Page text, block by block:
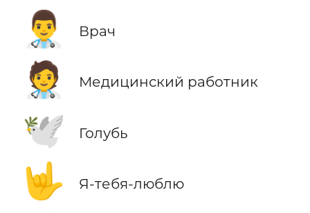
👨‍⚕️ Врач
🧑‍⚕️ Медицинский работник
🕊️ Голубь
🤟 Я-тебя-люблю